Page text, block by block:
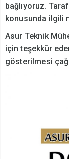
bağlıyoruz.
konusunda ilgili
Asur Teknik
için teşekkür
gösterilmesi